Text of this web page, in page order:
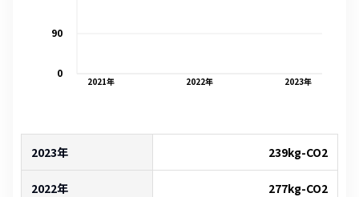
2021年 2022年 2023年
0
90
2023年 239kg-CO2
2022年 277kg-CO2